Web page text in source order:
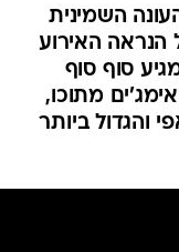
השמינית
האירוע
סוף סוף
מתוכו,
והגדול ביותר